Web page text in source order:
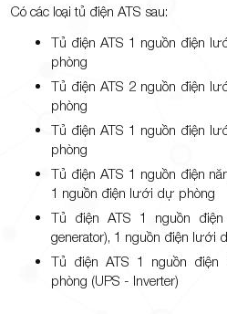
Có các loại tủ điện ATS sau:
Tủ điện ATS 1 nguồn điện
phòng
Tủ điện ATS 2 nguồn điện
phòng
Tủ điện ATS 1 nguồn điện
phòng
Tủ điện ATS 1 nguồn điện
1 nguồn điện lưới dự phòng
Tủ điện ATS 1 nguồn
generator), 1 nguồn điện lưới
Tủ điện ATS 1 nguồn
phòng (UPS - Inverter)